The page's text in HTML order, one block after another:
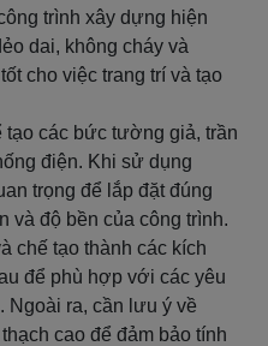
trình xây dựng hiện
dai, không cháy và
cho việc trang trí và tạo
các bức tường giả, trần
điện. Khi sử dụng
trọng để lắp đặt đúng
và độ bền của công trình.
chế tạo thành các kích
để phù hợp với các yêu
Ngoài ra, cần lưu ý về
cao để đảm bảo tính